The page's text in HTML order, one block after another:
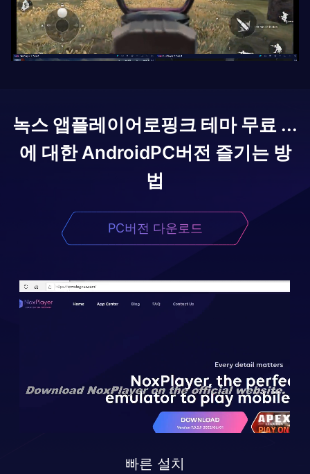
녹스 앱플레이어로핑크 테마 무료 ...
에 대한 AndroidPC버전 즐기는 방
법
PC버전 다운로드
빠른 설치